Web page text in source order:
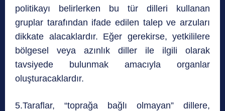
politikayı belirlerken bu tür dilleri kullanan
gruplar tarafından ifade edilen talep ve arzuları
dikkate alacaklardır. Eğer gerekirse, yetkililere
bölgesel veya azınlık diller ile ilgili olarak
tavsiyede bulunmak amacıyla organlar
oluşturacaklardır.
5.Taraflar, “toprağa bağlı olmayan” dillere,